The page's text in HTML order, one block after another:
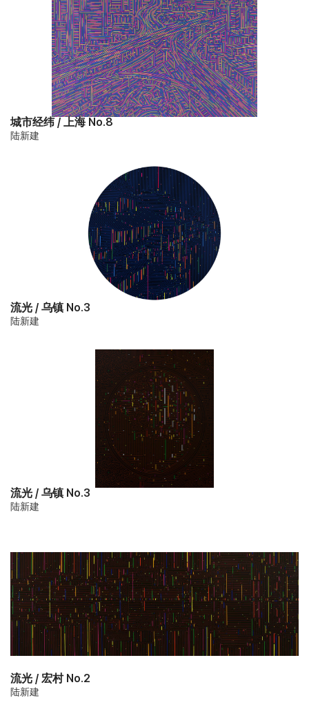
城市经纬 / 上海 No.8
陆新建
流光 / 乌镇 No.3
陆新建
流光 / 乌镇 No.3
陆新建
流光 / 宏村 No.2
陆新建